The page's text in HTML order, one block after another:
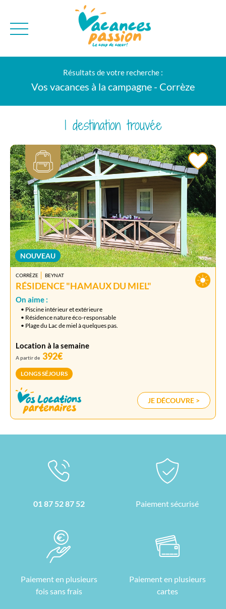
BONS PLANS
Résultats de votre recherche :
Vos vacances à la campagne - Corrèze
1 destination trouvée
NOUVEAU
CORRÈZE BEYNAT
RÉSIDENCE "HAMAUX DU MIEL"
On aime :
• Piscine intérieur et extérieure
• Résidence nature éco-responsable
• Plage du Lac de miel à quelques pas.
Location à la semaine
A partir de 392€
LONGS SÉJOURS
JE DÉCOUVRE >
01 87 52 87 52 Paiement sécurisé
Paiement en plusieurs
fois sans frais
Paiement en plusieurs
cartes